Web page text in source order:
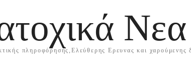
Νεα
πληροφόρησης,Ελεύθερης Ερευνας και χαρούμενης